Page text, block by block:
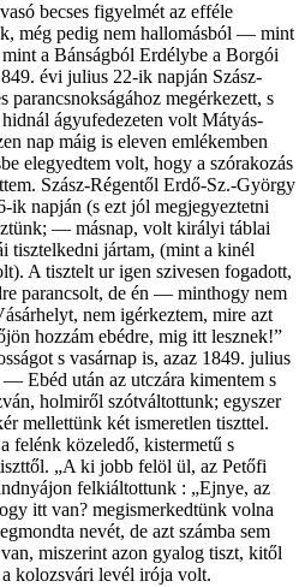
becses figyelmét az efféle
még pedig nem hallomásból — mint
a Bánságból Erdélybe a Borgói
évi julius 22-ik napján Szász-
parancsnokságához megérkezett, s
ágyufedezeten volt Mátyás-
nap máig is eleven emlékemben
elegyedtem volt, hogy a szórakozás
Szász-Régentől Erdő-Sz.-György
ik napján (s ezt jól megjegyeztetni
— másnap, volt királyi táblai
jártam, (mint a kinél
A tisztelt ur igen szivesen fogadott,
parancsolt, de én — minthogy nem
nem igérkeztem, mire azt
hozzám ebédre, mig itt lesznek!”
s vasárnap is, azaz 1849. julius
Ebéd után az utczára kimentem s
holmiről szótváltottunk; egyszer
mellettünk két ismeretlen tiszttel.
felénk közeledő, kistermetű s
„A ki jobb felöl ül, az Petőfi
felkiáltottunk : „Ejnye, az
itt van? megismerkedtünk volna
nevét, de azt számba sem
miszerint azon gyalog tiszt, kitől
kolozsvári levél irója volt.